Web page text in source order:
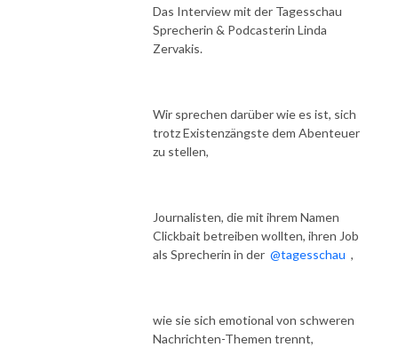
MIG MMA is a new format, where Junior feeds his curiosity as an
enthusiastic MMA fan, by talking to international, professional MMA
fighters, coaches, managers, promoters & journalist
Das Interview mit der Tagesschau
Sprecherin & Podcasterin Linda
Zervakis.
Wir sprechen darüber wie es ist, sich
trotz Existenzängste dem Abenteuer
zu stellen,
Journalisten, die mit ihrem Namen
Clickbait betreiben wollten, ihren Job
als Sprecherin in der @tagesschau ,
wie sie sich emotional von schweren
Nachrichten-Themen trennt,